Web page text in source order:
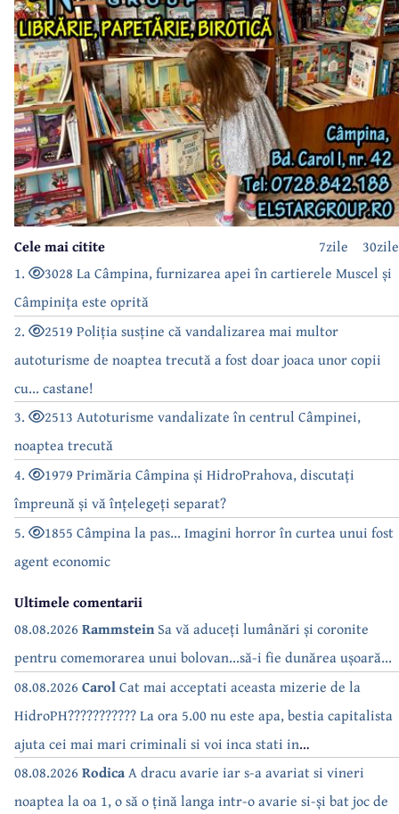
30zile
7zile
Cele mai citite
1.
3028 La Câmpina, furnizarea apei în cartierele Muscel și
Câmpinița este oprită
2.
2519 Poliția susține că vandalizarea mai multor
autoturisme de noaptea trecută a fost doar joaca unor copii
cu... castane!
3.
2513 Autoturisme vandalizate în centrul Câmpinei,
noaptea trecută
4.
1979 Primăria Câmpina și HidroPrahova, discutați
împreună și vă înțelegeți separat?
5.
1855 Câmpina la pas... Imagini horror în curtea unui fost
agent economic
Ultimele comentarii
08.08.2026 RammsteinSa vă aduceți lumânări și coronite
pentru comemorarea unui bolovan...să-i fie dunărea ușoară...
08.08.2026 CarolCat mai acceptati aceasta mizerie de la
HidroPH??????????? La ora 5.00 nu este apa, bestia capitalista
ajuta cei mai mari criminali si voi inca stati in
case???????????????
08.08.2026 RodicaA dracu avarie iar s-a avariat si vineri
noaptea la oa 1, o să o țină langa intr-o avarie si-și bat joc de